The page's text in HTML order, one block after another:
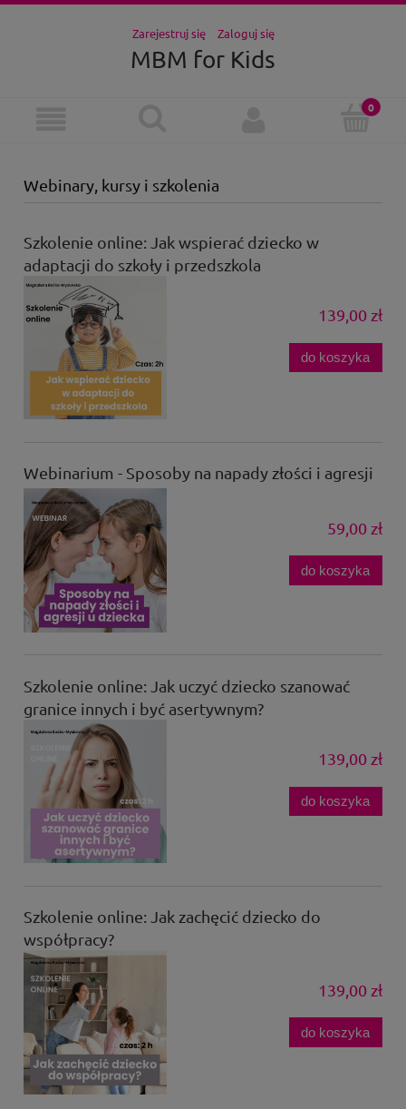
Zarejestruj się Zaloguj się
MBM for Kids
Webinary, kursy i szkolenia
Szkolenie online: Jak wspierać dziecko w
adaptacji do szkoły i przedszkola
139,00 zł
do koszyka
Webinarium - Sposoby na napady złości i agresji
59,00 zł
do koszyka
Szkolenie online: Jak uczyć dziecko szanować
granice innych i być asertywnym?
139,00 zł
do koszyka
Szkolenie online: Jak zachęcić dziecko do
współpracy?
139,00 zł
do koszyka